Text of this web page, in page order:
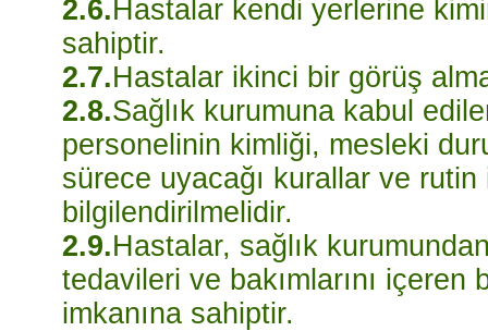
2.6.Hastalar kendi yerlerine
sahiptir.
2.7.Hastalar ikinci bir görüş
2.8.Sağlık kurumuna kabul
personelinin kimliği, mesleki
sürece uyacağı kurallar ve rutin
bilgilendirilmelidir.
2.9.Hastalar, sağlık
tedavileri ve bakımlarını içeren
imkanına sahiptir.